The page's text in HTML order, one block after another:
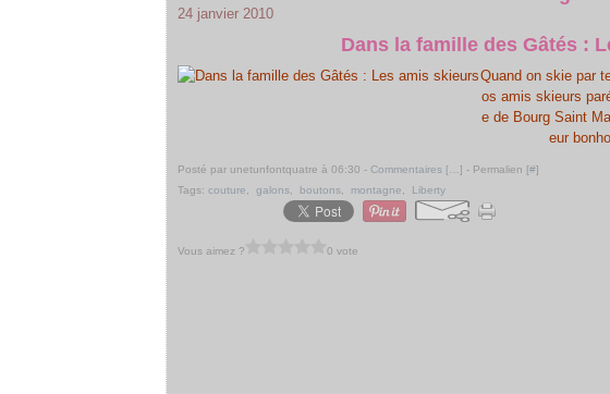
24 janvier 2010
Dans la famille des Gâtés :
Quand on skie par
os amis skieurs
e de Bourg Saint
eur
Posté par unetunfontquatre à 06:30 - Commentaires [ ] - Permalien [#]
Tags: couture galons boutons montagne Liberty
Vous aimez ? 0 vote